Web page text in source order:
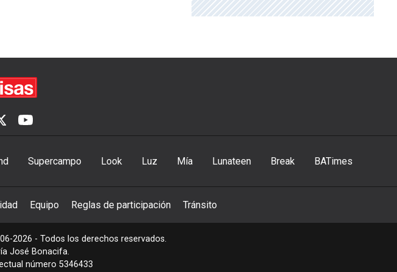
Supercampo Look Luz Mía Lunateen Break BATimes
Equipo Reglas de participación Tránsito
2026 - Todos los derechos reservados.
José Bonacifa.
número 5346433